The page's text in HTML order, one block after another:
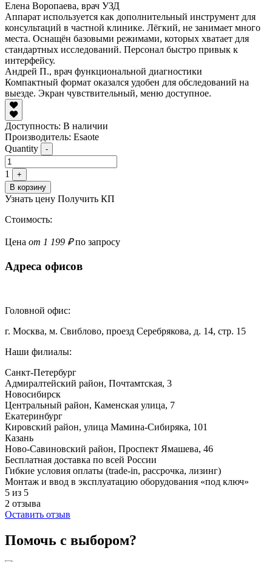
Елена Воропаева, врач УЗД
Аппарат используется как дополнительный инструмент для
консультаций в частной клинике. Лёгкий, не занимает много
места. Оснащён базовыми режимами, которых хватает для
стандартных исследований. Персонал быстро привык к
интерфейсу.
Андрей П., врач функциональной диагностики
Компактный формат оказался удобен для обследований на
выезде. Экран чувствительный, меню доступное.
Доступность: В наличии
Производитель: Esaote
Quantity
-
1
+
В корзину
Узнать цену Получить КП
Стоимость:
Цена от 1 199 ₽по запросу
Адреса офисов
Головной офис:
г. Москва, м. Свиблово, проезд Серебрякова, д. 14, стр. 15
Наши филиалы:
Санкт-Петербург
Адмиралтейский район, ​Почтамтская, 3
Новосибирск
Центральный район, Каменская улица, 7
Екатеринбург
Кировский район, улица Мамина-Сибиряка, 101
Казань
Ново-Савиновский район, ​Проспект Ямашева, 46
Бесплатная доставка по всей России
Гибкие условия оплаты (trade-in, рассрочка, лизинг)
Монтаж и ввод в эксплуатацию оборудования «под ключ»
5 из 5
2 отзыва
Оставить отзыв
Помочь с выбором?